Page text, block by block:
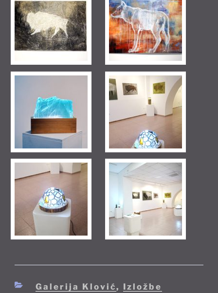
Kategorije
Galerija Klović, Izložbe